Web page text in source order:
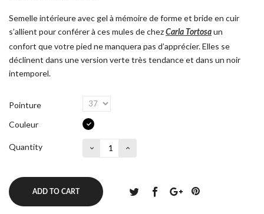
Semelle intérieure avec gel à mémoire de forme et bride en cuir
s’allient pour conférer à ces mules de chez Carla Tortosa un
confort que votre pied ne manquera pas d’apprécier. Elles se
déclinent dans une version verte très tendance et dans un noir
intemporel.
Pointure
Couleur
Quantity
ADD TO CART